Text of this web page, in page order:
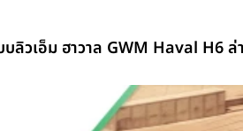
ลิวเอ็ม ฮาวาล GWM Haval H6 ล่